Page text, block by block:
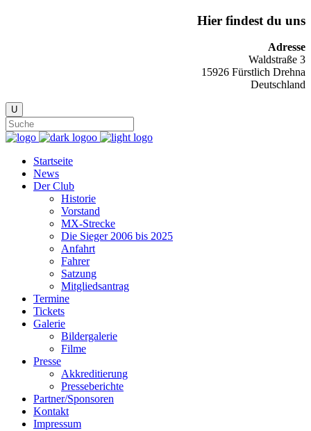
Hier findest du uns
Adresse
Waldstraße 3
15926 Fürstlich Drehna
Deutschland
Startseite
News
Der Club
Historie
Vorstand
MX-Strecke
Die Sieger 2006 bis 2025
Anfahrt
Fahrer
Satzung
Mitgliedsantrag
Termine
Tickets
Galerie
Bildergalerie
Filme
Presse
Akkreditierung
Presseberichte
Partner/Sponsoren
Kontakt
Impressum